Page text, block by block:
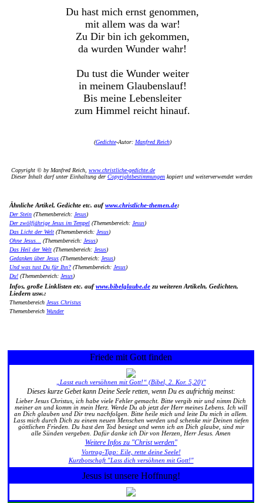
Du hast mich ernst genommen,
mit allem was da war!
Zu Dir bin ich gekommen,
da wurden Wunder wahr!
Du tust die Wunder weiter
in meinem Glaubenslauf!
Bis meine Lebensleiter
zum Himmel reicht hinauf.
(Gedichte-Autor: Manfred Reich)
Copyright © by Manfred Reich, www.christliche-gedichte.de
Dieser Inhalt darf unter Einhaltung der Copyrightbestimmungen kopiert und weiterverwendet werden
Ähnliche Artikel, Gedichte etc. aufwww.christliche-themen.de:
Der Stein (Themenbereich: Jesus)
Der zwölfjährige Jesus im Tempel (Themenbereich: Jesus)
Das Licht der Welt (Themenbereich: Jesus)
Ohne Jesus...
(Themenbereich: Jesus)
Das Heil der Welt (Themenbereich: Jesus)
Gedanken über Jesus (Themenbereich: Jesus)
Und was tust Du für Ihn? (Themenbereich: Jesus)
Du! (Themenbereich: Jesus)
Infos, große Linklisten etc. aufwww.bibelglaube.de zu weiteren Artikeln, Gedichten,
Liedern usw.:
Themenbereich Jesus Christus
Themenbereich Wunder
Friede mit Gott finden
„Lasst euch versöhnen mit Gott!“ (Bibel, 2. Kor. 5,20)"
Dieses kurze Gebet kann Deine Seele retten, wenn Du es aufrichtig meinst:
Lieber Jesus Christus, ich habe viele Fehler gemacht. Bitte vergib mir und nimm Dich
meiner an und komm in mein Herz. Werde Du ab jetzt der Herr meines Lebens. Ich will
an Dich glauben und Dir treu nachfolgen. Bitte heile mich und leite Du mich in allem.
Lass mich durch Dich zu einem neuen Menschen werden und schenke mir Deinen tiefen
göttlichen Frieden. Du hast den Tod besiegt und wenn ich an Dich glaube, sind mir
alle Sünden vergeben. Dafür danke ich Dir von Herzen, Herr Jesus. Amen
Weitere Infos zu "Christ werden"
Vortrag-Tipp: Eile, rette deine Seele!
Kurzbotschaft "Lass dich versöhnen mit Gott!"
Jesus ist unsere Hoffnung!